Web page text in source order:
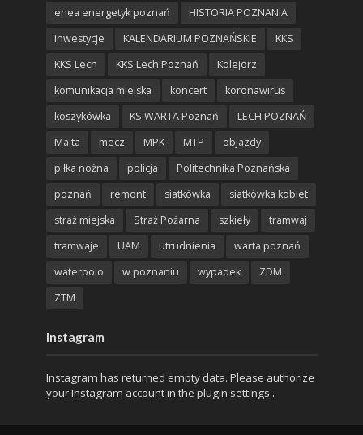
enea energetyk poznań
HISTORIA POZNANIA
inwestycje
KALENDARIUM POZNAŃSKIE
KKS
KKS Lech
KKS Lech Poznań
Kolejorz
komunikacja miejska
koncert
koronawirus
koszykówka
KS WARTA Poznań
LECH POZNAŃ
Malta
mecz MPK MTP
objazdy
piłka nożna
policja
Politechnika Poznańska
poznań
remont siatkówka
siatkówka kobiet
straż miejska
Straż Pożarna szkieły
tramwaj
tramwaje
UAM utrudnienia
warta poznań
waterpolo
w poznaniu wypadek
ZDM
ZTM
Instagram
Instagram has returned empty data. Please authorize
your Instagram account in the plugin settings .